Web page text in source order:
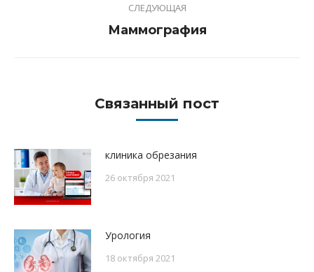
СЛЕДУЮЩАЯ
Следующая
Маммография
Связанный пост
клиника обрезания
26 октября 2021
Урология
18 октября 2021